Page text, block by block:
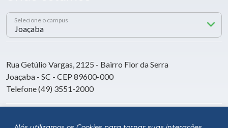
Selecione o campus
Rua Getúlio Vargas, 2125 - Bairro Flor da Serra
Joaçaba - SC - CEP 89600-000
Telefone (49) 3551-2000
Siga a Unoesc